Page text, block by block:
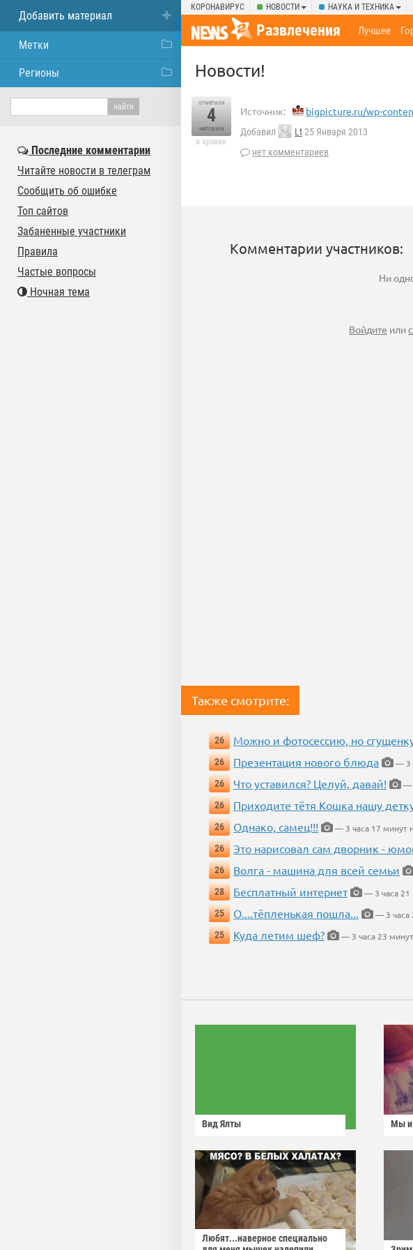
КОРОНАВИРУС НОВОСТИ НАУКА И ТЕХНИКА
Развлечения Лучшее
Hовости!
отметили
4
человека
в архиве
Источник: bigpicture.ru/wp-
Добавил Lt25 Января 2013
нет комментариев
Комментарии участников:
Ни
Войдите или
Также смотрите:
26 Можно и фотосессию, но
26
Презентация нового блюда
— 3
26
Что уставился? Целуй, давай!
—
26
Приходите тётя Кошка нашу
26
Однако, самец!!!
— 3 часа 17 минут
26
Это нарисовал сам дворник -
26
Волга - машина для всей семьи
28
Бесплатный интернет
— 3 часа 21
25
О....тёпленькая пошла...
— 3 часа
25
Куда летим шеф? — 3 часа 23
Вид Ялты Мы и
Любят...наверное специально
Добавить материал
Метки
Регионы
Последние комментарии
Читайте новости в телеграм
Сообщить об ошибке
Топ сайтов
Забаненные участники
Правила
Частые вопросы
Ночная тема